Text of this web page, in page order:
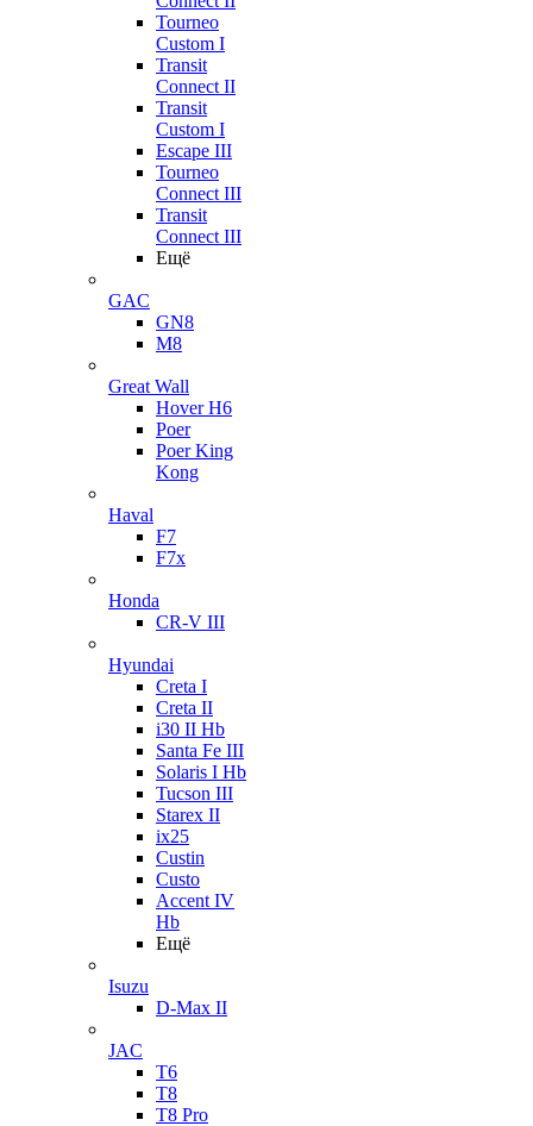
Tourneo
Custom I
Transit
Connect II
Transit
Custom I
Escape III
Tourneo
Connect III
Transit
Connect III
Ещё
GAC
GN8
M8
Great Wall
Hover H6
Poer
Poer King
Kong
Haval
F7
F7x
Honda
CR-V III
Hyundai
Creta I
Creta II
i30 II Hb
Santa Fe III
Solaris I Hb
Tucson III
Starex II
ix25
Custin
Custo
Accent IV
Hb
Ещё
Isuzu
D-Max II
JAC
T6
T8
T8 Pro